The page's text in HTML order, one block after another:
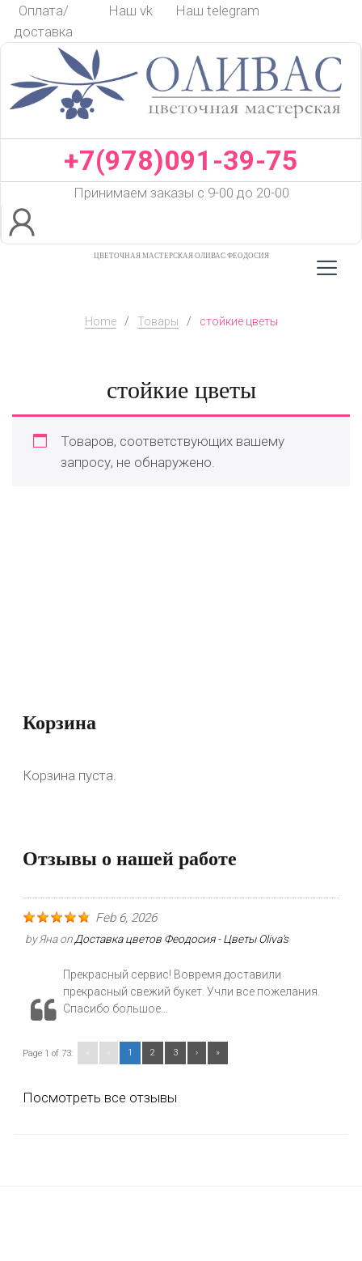
Skip
content
Оплата/
доставка
Наш vk Наш telegram
+7(978)091-39-75
Принимаем заказы с 9-00 до 20-00
ЦВЕТОЧНАЯ МАСТЕРСКАЯ ОЛИВАС ФЕОДОСИЯ
Home / Товары / стойкие цветы
стойкие цветы
Товаров, соответствующих вашему
запросу, не обнаружено.
Корзина
Корзина пуста.
Отзывы о нашей работе
Feb 6, 2026
byЯнаon Доставка цветов Феодосия - Цветы Oliva's
Прекрасный сервис! Вовремя доставили
прекрасный свежий букет. Учли все пожелания.
Спасибо большое...
Page 1 of 73: 1 2 3 › »
Посмотреть все отзывы